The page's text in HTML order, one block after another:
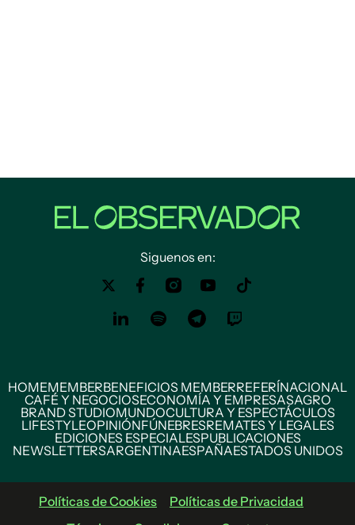
Siguenos en:
HOMEMEMBERBENEFICIOS MEMBERREFERÍNACIONAL
CAFÉ Y NEGOCIOSECONOMÍA Y EMPRESASAGRO
BRAND STUDIOMUNDOCULTURA Y ESPECTÁCULOS
LIFESTYLEOPINIÓNFÚNEBRESREMATES Y LEGALES
EDICIONES ESPECIALESPUBLICACIONES
NEWSLETTERSARGENTINAESPAÑAESTADOS UNIDOS
Políticas de Cookies
Políticas de Privacidad